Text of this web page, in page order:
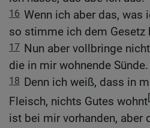
16 Wenn ich aber das, was
so stimme ich dem Gesetz
17 Nun aber vollbringe
die in mir wohnende Sünde.
18 Denn ich weiß, dass in
Fleisch, nichts Gutes wohnt
ist bei mir vorhanden, aber